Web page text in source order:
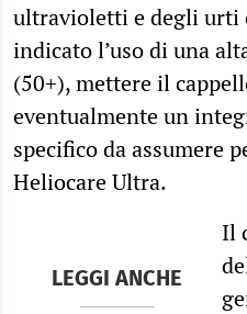
ultravioletti e degli urti
indicato l’uso di una
(50+), mettere il
eventualmente un
specifico da assumere
Heliocare Ultra.
LEGGI ANCHE
Il